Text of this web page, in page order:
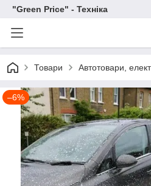
"Green Price" - Техніка
Товари Автотовари,
–6%